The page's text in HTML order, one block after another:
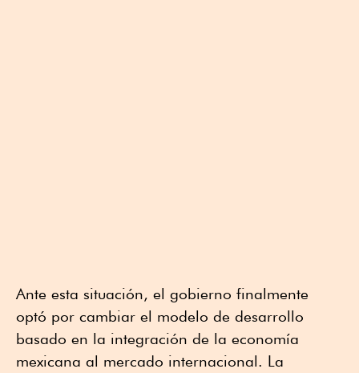
Ante esta situación, el gobierno finalmente
optó por cambiar el modelo de desarrollo
basado en la integración de la economía
mexicana al mercado internacional. La